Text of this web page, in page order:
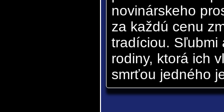
novinárskeho
za každú cenu
tradíciou. Sľubmi
rodiny, ktorá ich
smrťou jedného